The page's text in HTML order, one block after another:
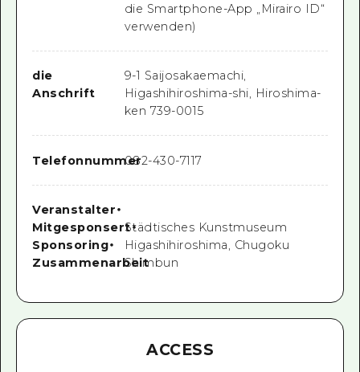
die Smartphone-App „Mirairo ID“
verwenden)
die
Anschrift
9-1 Saijosakaemachi,
Higashihiroshima-shi, Hiroshima-
ken 739-0015
Telefonnummer082-430-7117
Veranstalter・
Mitgesponsert・
Sponsoring・
Zusammenarbeit
Städtisches Kunstmuseum
Higashihiroshima, Chugoku
Shimbun
ACCESS